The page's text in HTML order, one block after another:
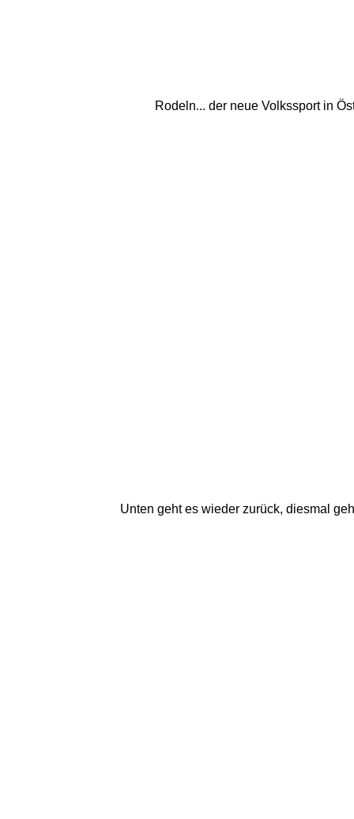
Rodeln... der neue Volkssport in
Unten geht es wieder zurück, diesmal